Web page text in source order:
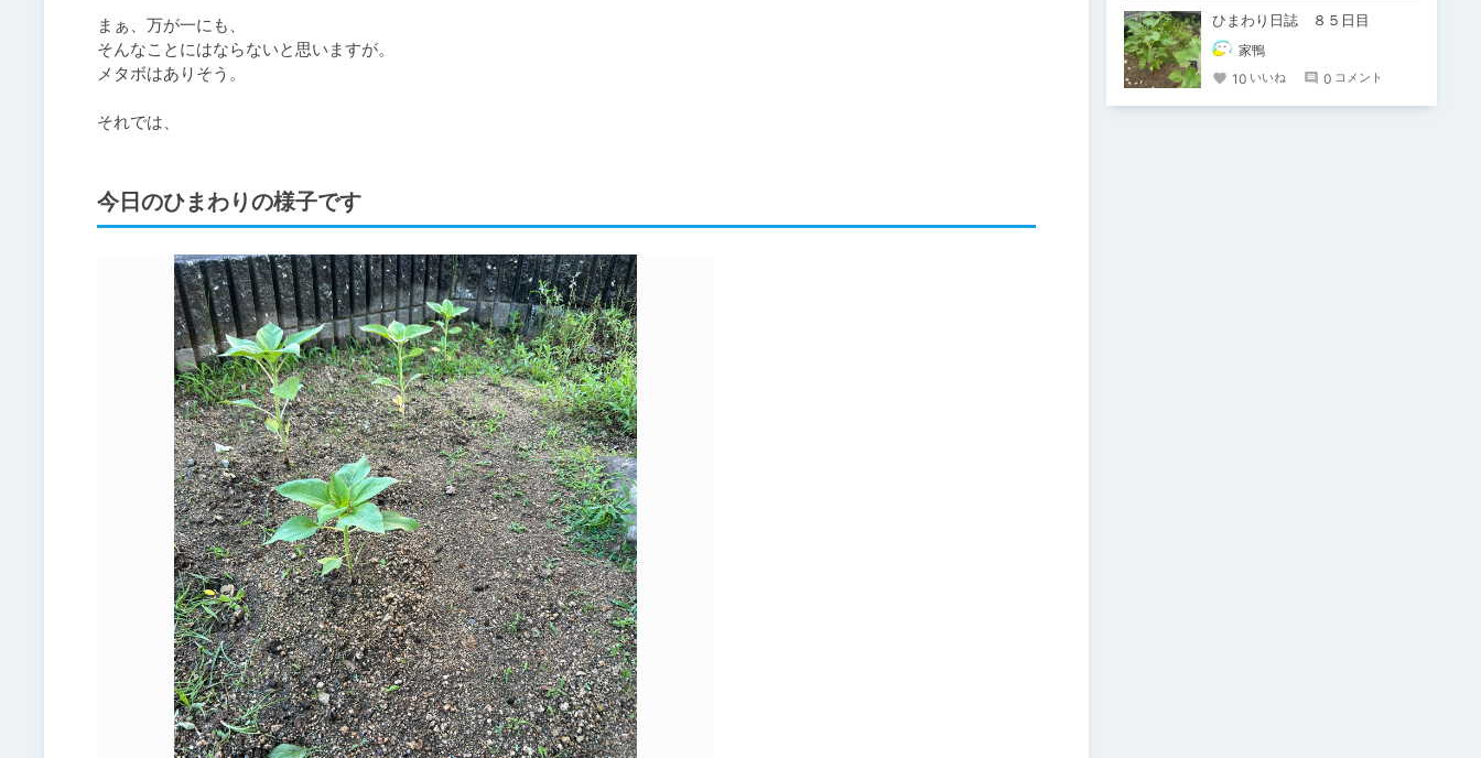
まぁ、万が一にも、
そんなことにはならないと思いますが。
メタボはありそう。
それでは、
今日のひまわりの様子です
ひまわり日誌 ８５日目
家鴨
10 いいね 0 コメント